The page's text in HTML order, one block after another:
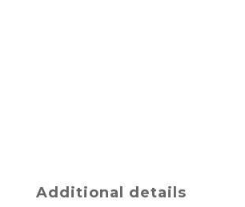
Additional details